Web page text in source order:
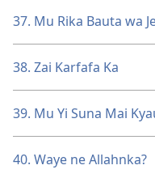
37. Mu Rika Bauta wa
38. Zai Karfafa Ka
39. Mu Yi Suna Mai
40. Waye ne Allahnka?